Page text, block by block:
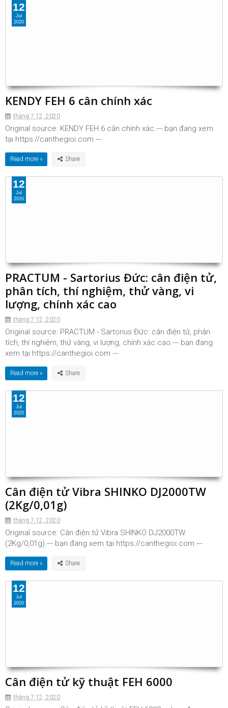
KENDY FEH 6 cân chính xác
tháng 7 12, 2020
Original source: KENDY FEH 6 cân chính xác.--- bạn đang xem
tại https://canthegioi.com ---
Read more »
12
Jul
2020
PRACTUM - Sartorius Đức: cân điện tử,
phân tích, thí nghiệm, thử vàng, vi
lượng, chính xác cao
tháng 7 12, 2020
Original source: PRACTUM - Sartorius Đức: cân điện tử, phân
tích, thí nghiệm, thử vàng, vi lượng, chính xác cao.--- bạn đang
xem tại https://canthegioi.com ---
Read more »
12
Jul
2020
Cân điện tử Vibra SHINKO DJ2000TW
(2Kg/0,01g)
tháng 7 12, 2020
Original source: Cân điện tử Vibra SHINKO DJ2000TW
(2Kg/0,01g).--- bạn đang xem tại https://canthegioi.com ---
Read more »
12
Jul
2020
Cân điện tử kỹ thuật FEH 6000
tháng 7 12, 2020
12
Jul
2020